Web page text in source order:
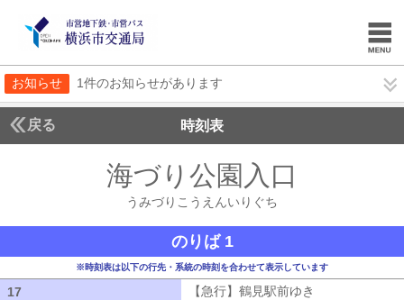
お知らせ 1件のお知らせがあります
戻る 時刻表
海づり公園入口
うみづりこうえんいりぐち
のりば 1
※時刻表は以下の行先・系統の時刻を合わせて表示しています
17 【急行】鶴見駅前ゆき